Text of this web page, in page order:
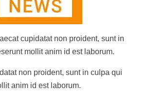
cupidatat non proident, sunt in
mollit anim id est laborum.
non proident, sunt in culpa qui
anim id est laborum.